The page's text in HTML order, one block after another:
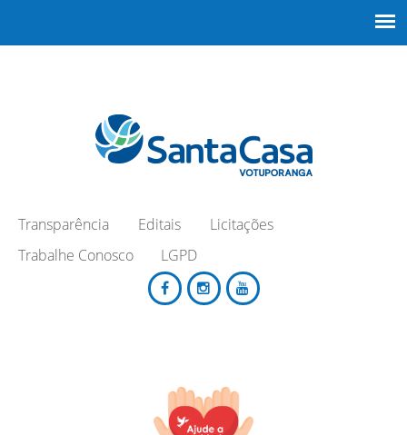
Transparência Editais
Licitações
Trabalhe Conosco
LGPD